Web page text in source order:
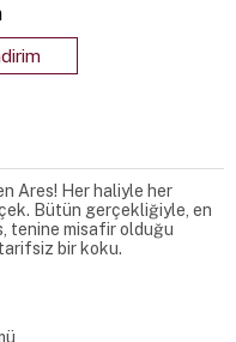
Ares! Her haliyle her
Bütün gerçekliğiyle, en
tenine misafir olduğu
bir koku.